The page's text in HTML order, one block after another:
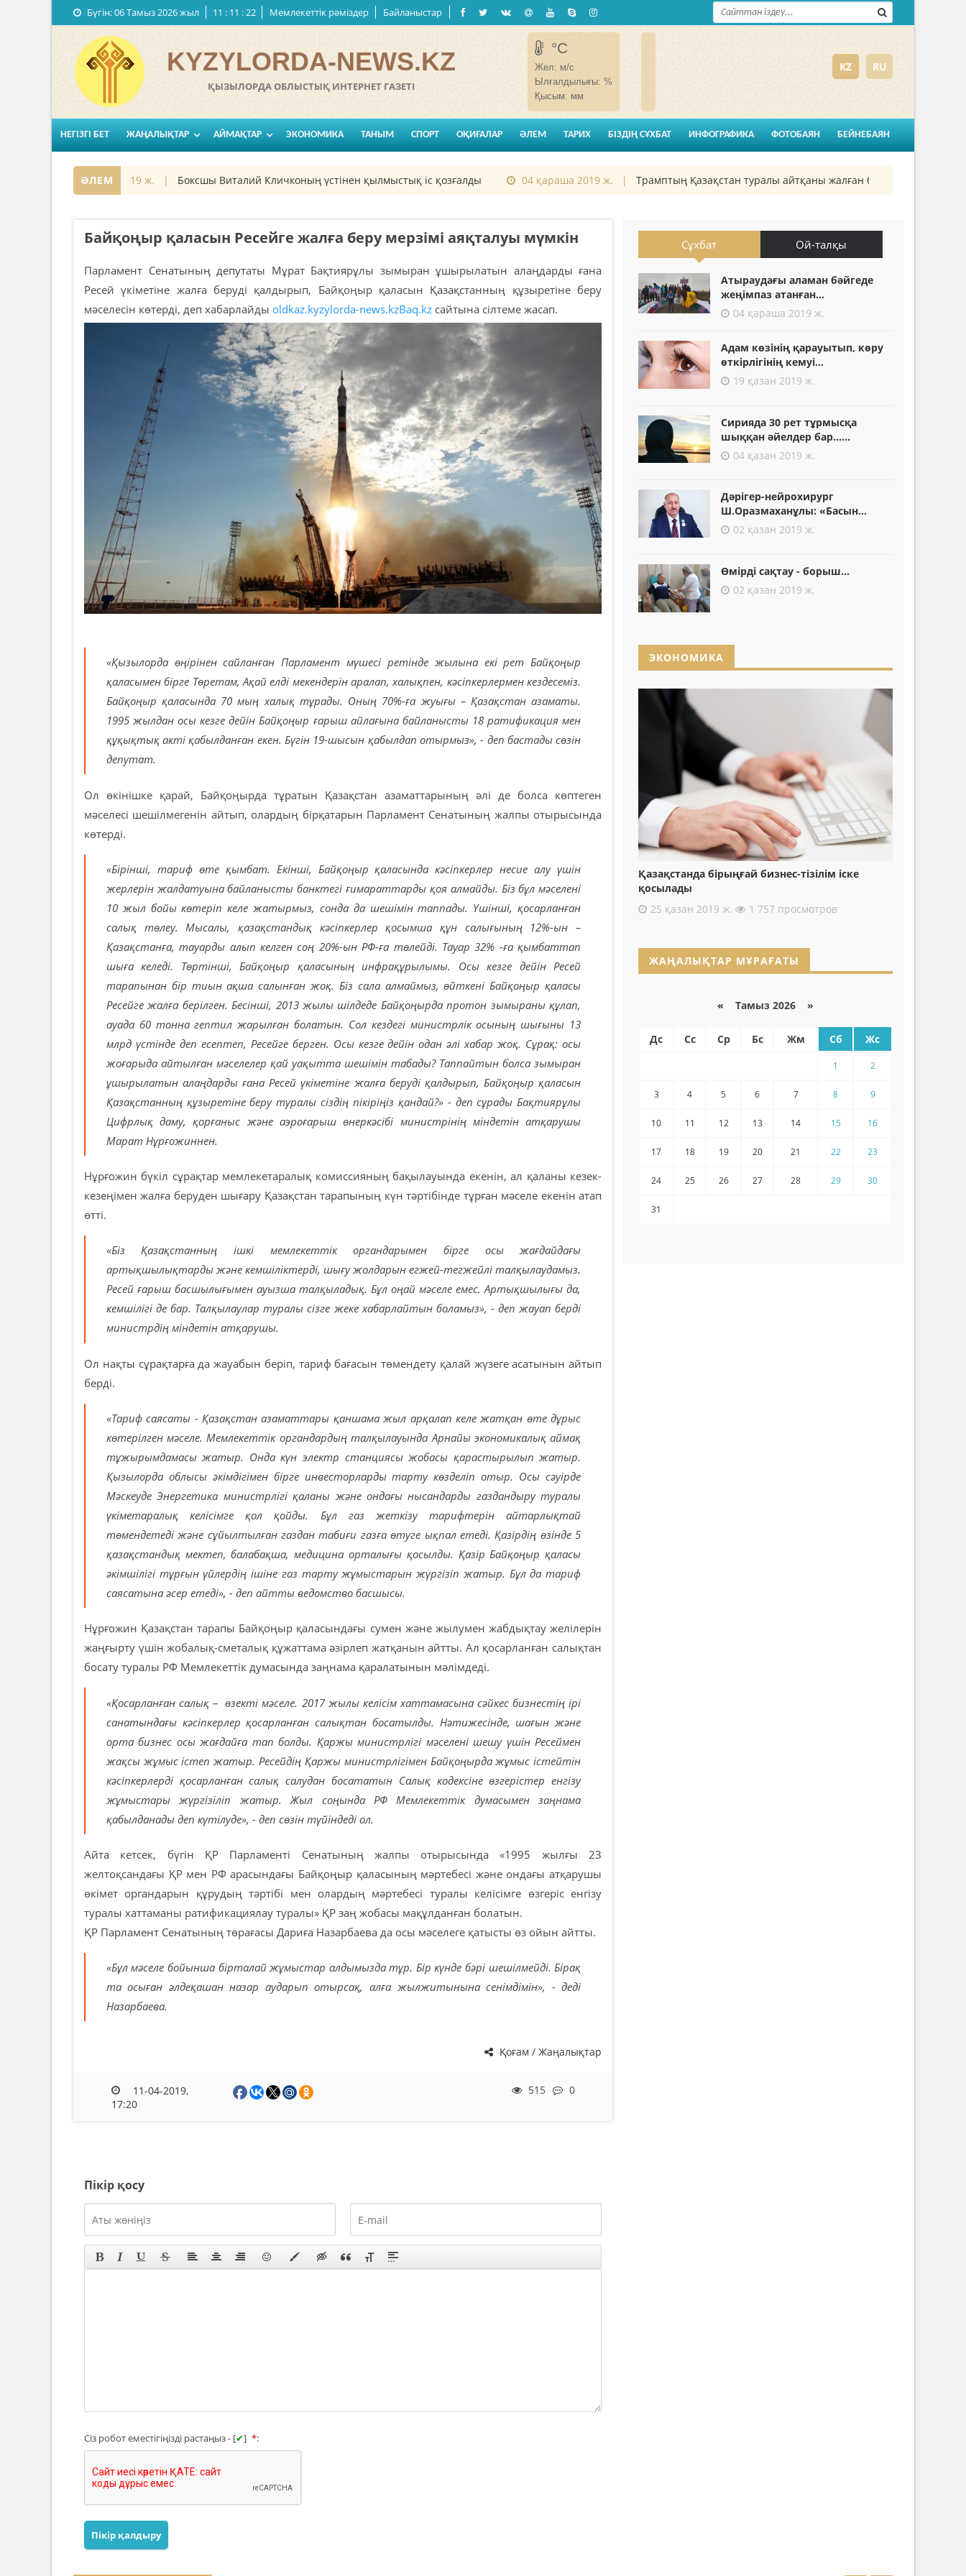
Бүгін:06 Тамыз 2026 жыл 11 : 11 :23 Мемлекеттiк рәміздер Байланыстар
KYZYLORDA-NEWS.KZ
ҚЫЗЫЛОРДА ОБЛЫСТЫҚ ИНТЕРНЕТ ГАЗЕТІ
°C
Жел: м/с
Ылғалдылығы: %
Қысым: мм
KZ RU
НЕГІЗГІ БЕТ ЖАҢАЛЫҚТАР АЙМАҚТАР ЭКОНОМИКА ТАНЫМ СПОРТ ОҚИҒАЛАР ӘЛЕМ ТАРИХ БІЗДІҢ СҰХБАТ ИНФОГРАФИКА ФОТОБАЯН БЕЙНЕБАЯН
ӘЛЕМ
07 қараша 2019 ж. | Боксшы Виталий Кличконың үстінен қылмыстық іс қозғалды 04 қараша 2019 ж. | Трамптың Қазақстан туралы айтқаны жалған болып шықты
Байқоңыр қаласын Ресейге жалға беру мерзімі аяқталуы мүмкін
Парламент Сенатының депутаты Мұрат Бақтиярұлы зымыран ұшырылатын алаңдарды ғана
Ресей үкіметіне жалға беруді қалдырып, Байқоңыр қаласын Қазақстанның құзыретіне беру
мәселесін көтерді, деп хабарлайды oldkaz.kyzylorda-news.kzBaq.kz сайтына сілтеме жасап.
«Қызылорда өңірінен сайланған Парламент мүшесі ретінде жылына екі рет Байқоңыр
қаласымен бірге Төретам, Ақай елді мекендерін аралап, халықпен, кәсіпкерлермен кездесеміз.
Байқоңыр қаласында 70 мың халық тұрады. Оның 70%-ға жуығы – Қазақстан азаматы.
1995 жылдан осы кезге дейін Байқоңыр ғарыш айлағына байланысты 18 ратификация мен
құқықтық акті қабылданған екен. Бүгін 19-шысын қабылдап отырмыз», - деп бастады сөзін
депутат.
Ол өкінішке қарай, Байқоңырда тұратын Қазақстан азаматтарының әлі де болса көптеген
мәселесі шешілмегенін айтып, олардың бірқатарын Парламент Сенатының жалпы отырысында
көтерді.
«Бірінші, тариф өте қымбат. Екінші, Байқоңыр қаласында кәсіпкерлер несие алу үшін
жерлерін жалдатуына байланысты банктегі ғимараттарды қоя алмайды. Біз бұл мәселені
10 жыл бойы көтеріп келе жатырмыз, сонда да шешімін таппады. Үшінші, қосарланған
салық төлеу. Мысалы, қазақстандық кәсіпкерлер қосымша құн салығының 12%-ын –
Қазақстанға, тауарды алып келген соң 20%-ын РФ-ға төлейді. Тауар 32% -ға қымбаттап
шыға келеді. Төртінші, Байқоңыр қаласының инфрақұрылымы. Осы кезге дейін Ресей
тарапынан бір тиын ақша салынған жоқ. Біз сала алмаймыз, өйткені Байқоңыр қаласы
Ресейге жалға берілген. Бесінші, 2013 жылы шілдеде Байқоңырда протон зымыраны құлап,
ауада 60 тонна гептил жарылған болатын. Сол кездегі министрлік осының шығыны 13
млрд үстінде деп есептеп, Ресейге берген. Осы кезге дейін одан әлі хабар жоқ. Сұрақ: осы
жоғарыда айтылған мәселелер қай уақытта шешімін табады? Таппайтын болса зымыран
ұшырылатын алаңдарды ғана Ресей үкіметіне жалға беруді қалдырып, Байқоңыр қаласын
Қазақстанның құзыретіне беру туралы сіздің пікіріңіз қандай?» - деп сұрады Бақтиярұлы
Цифрлық даму, қорғаныс және аэроғарыш өнеркәсібі министрінің міндетін атқарушы
Марат Нұрғожиннен.
Нұрғожин бүкіл сұрақтар мемлекетаралық комиссияның бақылауында екенін, ал қаланы кезек-
кезеңімен жалға беруден шығару Қазақстан тарапының күн тәртібінде тұрған мәселе екенін атап
өтті.
«Біз Қазақстанның ішкі мемлекеттік органдарымен бірге осы жағдайдағы
артықшылықтарды және кемшіліктерді, шығу жолдарын егжей-тегжейлі талқылаудамыз.
Ресей ғарыш басшылығымен ауызша талқыладық. Бұл оңай мәселе емес. Артықшылығы да,
кемшілігі де бар. Талқылаулар туралы сізге жеке хабарлайтын боламыз», - деп жауап берді
министрдің міндетін атқарушы.
Ол нақты сұрақтарға да жауабын беріп, тариф бағасын төмендету қалай жүзеге асатынын айтып
берді.
«Тариф саясаты - Қазақстан азаматтары қаншама жыл арқалап келе жатқан өте дұрыс
көтерілген мәселе. Мемлекеттік органдардың талқылауында Арнайы экономикалық аймақ
тұжырымдамасы жатыр. Онда күн электр станциясы жобасы қарастырылып жатыр.
Қызылорда облысы әкімдігімен бірге инвесторларды тарту көзделіп отыр. Осы сәуірде
Мәскеуде Энергетика министрлігі қаланы және ондағы нысандарды газдандыру туралы
үкіметаралық келісімге қол қойды. Бұл газ жеткізу тарифтерін айтарлықтай
төмендетеді және сұйылтылған газдан табиғи газға өтуге ықпал етеді. Қазірдің өзінде 5
қазақстандық мектеп, балабақша, медицина орталығы қосылды. Қазір Байқоңыр қаласы
әкімшілігі тұрғын үйлердің ішіне газ тарту жұмыстарын жүргізіп жатыр. Бұл да тариф
саясатына әсер етеді», - деп айтты ведомство басшысы.
Нұрғожин Қазақстан тарапы Байқоңыр қаласындағы сумен және жылумен жабдықтау желілерін
жаңғырту үшін жобалық-сметалық құжаттама әзірлеп жатқанын айтты. Ал қосарланған салықтан
босату туралы РФ Мемлекеттік думасында заңнама қаралатынын мәлімдеді.
«Қосарланған салық – өзекті мәселе. 2017 жылы келісім хаттамасына сәйкес бизнестің ірі
санатындағы кәсіпкерлер қосарланған салықтан босатылды. Нәтижесінде, шағын және
орта бизнес осы жағдайға тап болды. Қаржы министрлігі мәселені шешу үшін Ресеймен
жақсы жұмыс істеп жатыр. Ресейдің Қаржы министрлігімен Байқоңырда жұмыс істейтін
кәсіпкерлерді қосарланған салық салудан босататын Салық кодексіне өзгерістер енгізу
жұмыстары жүргізіліп жатыр. Жыл соңында РФ Мемлекеттік думасымен заңнама
қабылданады деп күтілуде», - деп сөзін түйіндеді ол.
Айта кетсек, бүгін ҚР Парламенті Сенатының жалпы отырысында «1995 жылғы 23
желтоқсандағы ҚР мен РФ арасындағы Байқоңыр қаласының мәртебесі және ондағы атқарушы
өкімет органдарын құрудың тәртібі мен олардың мәртебесі туралы келісімге өзгеріс енгізу
туралы хаттаманы ратификациялау туралы» ҚР заң жобасы мақұлданған болатын.
ҚР Парламент Сенатының төрағасы Дариға Назарбаева да осы мәселеге қатысты өз ойын айтты.
«Бұл мәселе бойынша бірталай жұмыстар алдымызда тұр. Бір күнде бәрі шешілмейді. Бірақ
та осыған әлдеқашан назар аударып отырсақ, алға жылжитынына сенімдімін», - деді
Назарбаева.
Қоғам / Жаңалықтар
515 0
11-04-2019,
17:20
Пікір қосу
Сіз робот еместігіңізді растаңыз - [✔] *:
Пікір қалдыру
Сұхбат Ой-талқы
Атыраудағы аламан бәйгеде
жеңімпаз атанған...
04 қараша 2019 ж.
Адам көзінің қарауытып, көру
өткірлігінің кемуі...
19 қазан 2019 ж.
Сирияда 30 рет тұрмысқа
шыққан әйелдер бар......
04 қазан 2019 ж.
Дәрігер-нейрохирург
Ш.Оразмаханұлы: «Басын...
02 қазан 2019 ж.
Өмірді сақтау - борыш...
02 қазан 2019 ж.
ЭКОНОМИКА
Қазақстанда бірыңғай бизнес-тізілім іске
қосылады
25 қазан 2019 ж.
1 757 просмотров
ЖАҢАЛЫҚТАР МҰРАҒАТЫ
« Тамыз 2026 »
Дс Сс Ср Бс Жм Сб Жс
1 2
3 4 5 6 7 8 9
10 11 12 13 14 15 16
17 18 19 20 21 22 23
24 25 26 27 28 29 30
31